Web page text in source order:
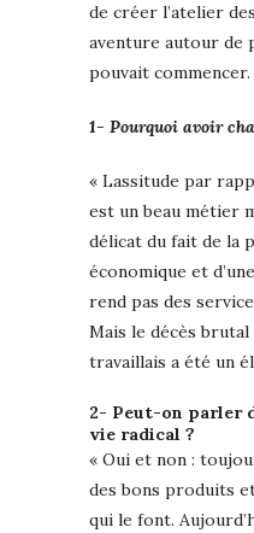
de créer l’atelier
aventure autour de
pouvait commencer.
1- Pourquoi avoir
« Lassitude par
est un beau métier
délicat du fait de la
économique et
rend pas des
Mais le décès
travaillais a été un
2- Peut-on parler
vie radical ?
« Oui et non :
des bons produits
qui le font.